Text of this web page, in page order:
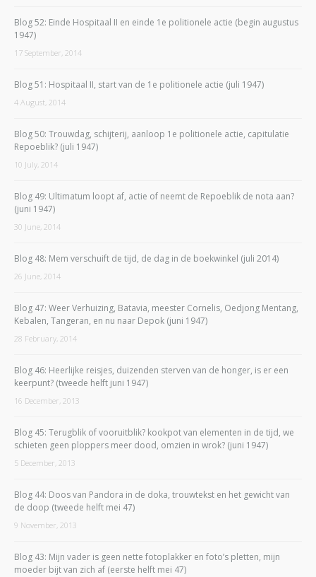
Blog 52: Einde Hospitaal II en einde 1e politionele actie (begin augustus
1947)
17 September, 2014
Blog 51: Hospitaal II, start van de 1e politionele actie (juli 1947)
4 August, 2014
Blog 50: Trouwdag, schijterij, aanloop 1e politionele actie, capitulatie
Repoeblik? (juli 1947)
10 July, 2014
Blog 49: Ultimatum loopt af, actie of neemt de Repoeblik de nota aan?
(juni 1947)
30 June, 2014
Blog 48: Mem verschuift de tijd, de dag in de boekwinkel (juli 2014)
26 June, 2014
Blog 47: Weer Verhuizing, Batavia, meester Cornelis, Oedjong Mentang,
Kebalen, Tangeran, en nu naar Depok (juni 1947)
28 February, 2014
Blog 46: Heerlijke reisjes, duizenden sterven van de honger, is er een
keerpunt? (tweede helft juni 1947)
16 December, 2013
Blog 45: Terugblik of vooruitblik? kookpot van elementen in de tijd, we
schieten geen ploppers meer dood, omzien in wrok? (juni 1947)
5 December, 2013
Blog 44: Doos van Pandora in de doka, trouwtekst en het gewicht van
de doop (tweede helft mei 47)
9 November, 2013
Blog 43: Mijn vader is geen nette fotoplakker en foto’s pletten, mijn
moeder bijt van zich af (eerste helft mei 47)